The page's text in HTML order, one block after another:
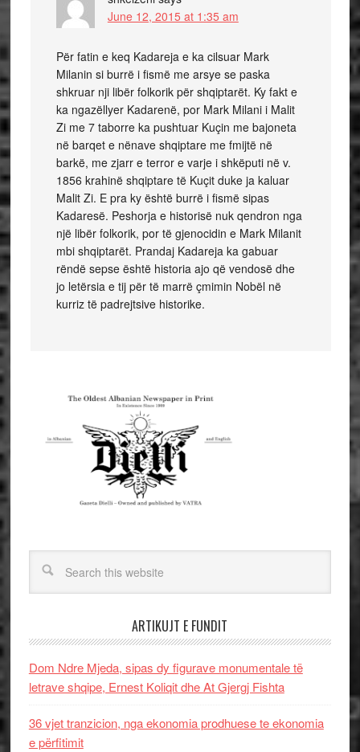
June 12, 2015 at 1:35 am
Për fatin e keq Kadareja e ka cilsuar Mark
Milanin si burrë i fismë me arsye se paska
shkruar nji libër folkorik për shqiptarët. Ky fakt e
ka ngazëllyer Kadarenë, por Mark Milani i Malit
Zi me 7 taborre ka pushtuar Kuçin me bajoneta
në barqet e nënave shqiptare me fmijtë në
barkë, me zjarr e terror e varje i shkëputi në v.
1856 krahinë shqiptare të Kuçit duke ja kaluar
Malit Zi. E pra ky është burrë i fismë sipas
Kadaresë. Peshorja e historisë nuk qendron nga
një libër folkorik, por të gjenocidin e Mark Milanit
mbi shqiptarët. Prandaj Kadareja ka gabuar
rëndë sepse është historia ajo që vendosë dhe
jo letërsia e tij për të marrë çmimin Nobël në
kurriz të padrejtsive historike.
ARTIKUJT E FUNDIT
Dom Ndre Mjeda, sipas dy figurave monumentale të
letrave shqipe, Ernest Koliqit dhe At Gjergj Fishta
36 vjet tranzicion, nga ekonomia prodhuese te ekonomia
e përfitimit